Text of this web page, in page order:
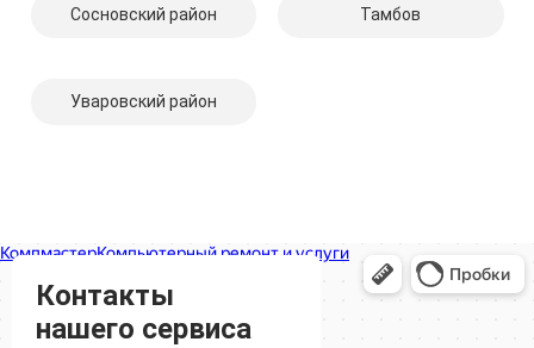
Сосновский район Тамбов
Уваровский район
Контакты
нашего сервиса
Компмастер
Носовская улица, 1